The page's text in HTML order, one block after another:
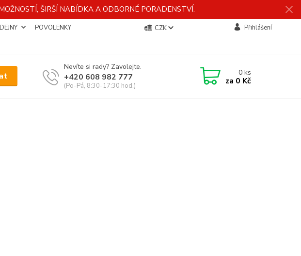
ŠIRŠÍ NABÍDKA A ODBORNÉ PORADENSTVÍ.
POVOLENKY
CZK Přihlášení
Nevíte si rady? Zavolejte.
+420 608 982 777
(Po-Pá, 8:30-17:30 hod.)
0ks
za 0 Kč